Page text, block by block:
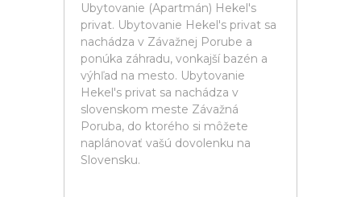
Ubytovanie (Apartmán) Hekel's
privat. Ubytovanie Hekel's privat sa
nachádza v Závažnej Porube a
ponúka záhradu, vonkajší bazén a
výhľad na mesto. Ubytovanie
Hekel's privat sa nachádza v
slovenskom meste Závažná
Poruba, do ktorého si môžete
naplánovať vašú dovolenku na
Slovensku.